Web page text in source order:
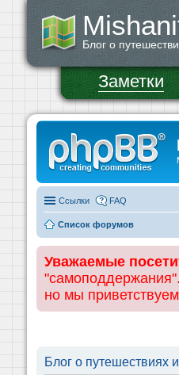
Блог о
Заметки
Ссылки FAQ
Список форумов
Уважаемые
но мы
Блог о путешествиях